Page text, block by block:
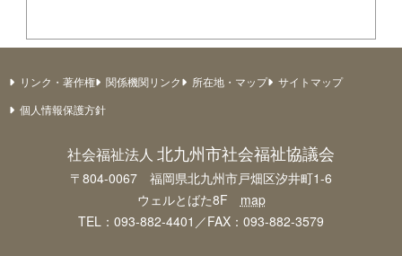
リンク・著作権 関係機関リンク 所在地・マップ
サイトマップ
個人情報保護方針
社会福祉法人 北九州市社会福祉協議会
〒804-0067 福岡県北九州市戸畑区汐井町1-6
ウェルとばた8F map
TEL：093-882-4401／FAX：093-882-3579